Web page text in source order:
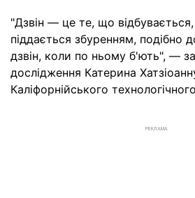
"Дзвін — це те, що
піддається збуренням, подібно
дзвін, коли по ньому б'ють", —
дослідження Катерина
Каліфорнійського
РЕКЛАМА